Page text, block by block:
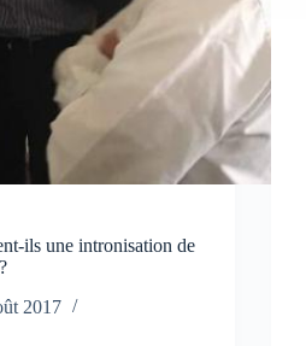
ils une intronisation de
2017